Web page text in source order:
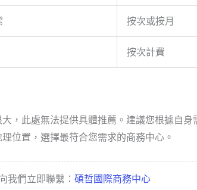
按次或按月
按次計費
，此處無法提供具體推薦。建議您根據自身
位置，選擇最符合您需求的商務中心。
我們立即聯繫： 碩哲國際商務中心